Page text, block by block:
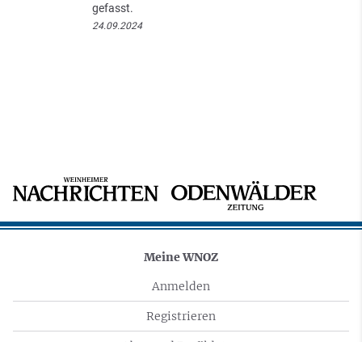
gefasst.
24.09.2024
Meine WNOZ
Anmelden
Registrieren